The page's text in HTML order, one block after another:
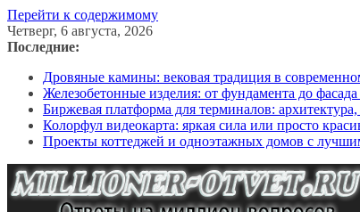
Перейти к содержимому
Четверг, 6 августа, 2026
Последние:
Дровяные камины: вековая традиция в
Железобетонные изделия: от фундамента до
Биржевая платформа для терминалов:
Колорфул видеокарта: яркая сила или просто
Проекты коттеджей и одноэтажных домов с